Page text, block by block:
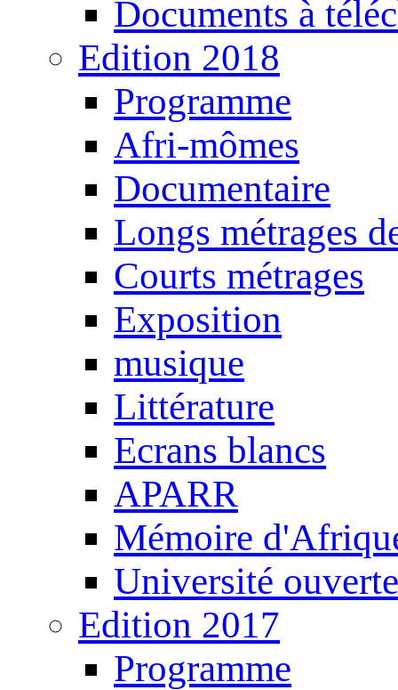
Documents à
Edition 2018
Programme
Afri-mômes
Documentaire
Longs métrages
Courts métrages
Exposition
musique
Littérature
Ecrans blancs
APARR
Mémoire
Université ouverte
Edition 2017
Programme